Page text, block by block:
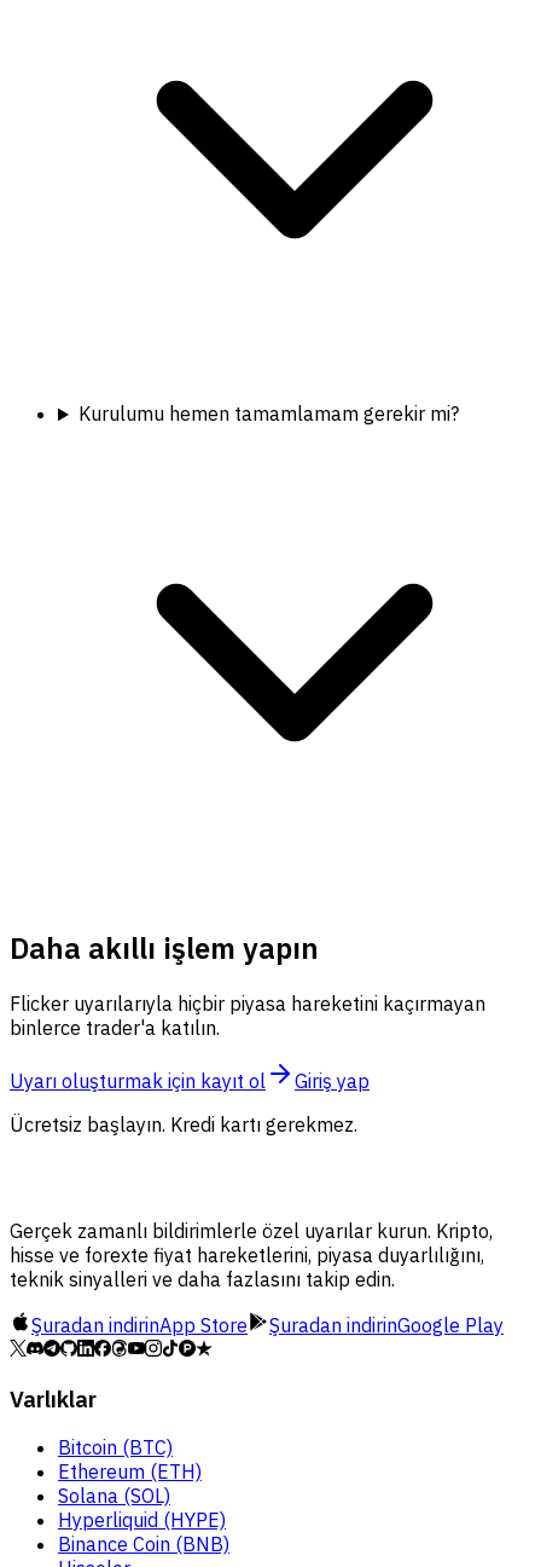
Kurulumu hemen tamamlamam gerekir mi?
Daha akıllı işlem yapın
Flicker uyarılarıyla hiçbir piyasa hareketini kaçırmayan
binlerce trader'a katılın.
Uyarı oluşturmak için kayıt ol
Giriş yap
Ücretsiz başlayın. Kredi kartı gerekmez.
Gerçek zamanlı bildirimlerle özel uyarılar kurun. Kripto,
hisse ve forexte fiyat hareketlerini, piyasa duyarlılığını,
teknik sinyalleri ve daha fazlasını takip edin.
Şuradan indirinApp Store Şuradan indirinGoogle Play
Varlıklar
Bitcoin (BTC)
Ethereum (ETH)
Solana (SOL)
Hyperliquid (HYPE)
Binance Coin (BNB)